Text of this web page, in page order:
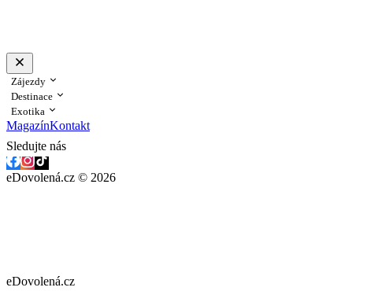
Zájezdy
Destinace
Exotika
MagazínKontakt
Sledujte nás
eDovolená.cz © 2026
eDovolená.cz